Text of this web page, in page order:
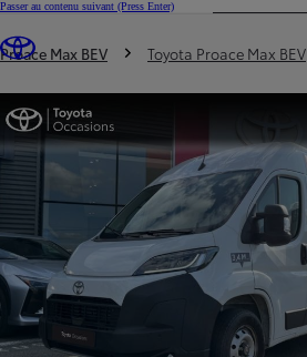
Passer au contenu suivant (Press Enter)
Trouvez un partenaire Toyota
Vous êtes ici
Proace Max BEV Toyota Proace Max BEV